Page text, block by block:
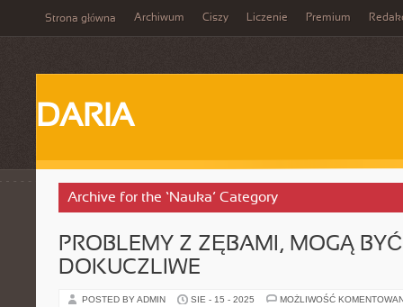
Strona główna Archiwum Ciszy Liczenie Premium
DARIA
Archive for the ‘Nauka’ Category
PROBLEMY Z ZĘBAMI, MOGĄ
DOKUCZLIWE
POSTED BY ADMIN SIE - 15 - 2025 MOŻLIWOŚĆ